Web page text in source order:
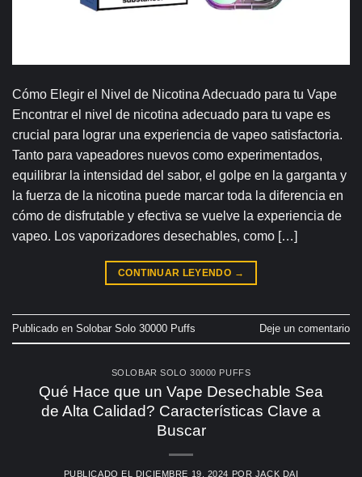
Cómo Elegir el Nivel de Nicotina Adecuado para tu Vape
Encontrar el nivel de nicotina adecuado para tu vape es
crucial para lograr una experiencia de vapeo satisfactoria.
Tanto para vapeadores nuevos como experimentados,
equilibrar la intensidad del sabor, el golpe en la garganta y
la fuerza de la nicotina puede marcar toda la diferencia en
cómo de disfrutable y efectiva se vuelve la experiencia de
vapeo. Los vaporizadores desechables, como […]
CONTINUAR LEYENDO →
Publicado en Solobar Solo 30000 Puffs Deje un comentario
SOLOBAR SOLO 30000 PUFFS
Qué Hace que un Vape Desechable Sea
de Alta Calidad? Características Clave a
Buscar
PUBLICADO EL DICIEMBRE 19, 2024 POR JACK DAI